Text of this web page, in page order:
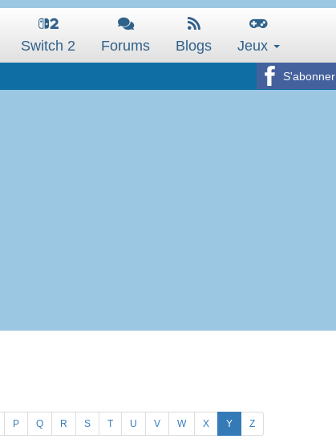
Switch 2 Forums Blogs Jeux
S'abonner
P Q R S T U V W X Y Z